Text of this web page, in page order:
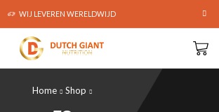
WIJ LEVEREN WERELDWIJD
Home Shop